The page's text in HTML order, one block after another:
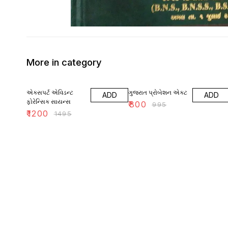
More in category
એક્સપર્ટ એવિડન્ટ
ફોરેન્સિક સાયન્સ
₹1200 ₹1495
ADD ગુજરાત પ્રોબેશન એક્ટ
₹800 ₹995
ADD